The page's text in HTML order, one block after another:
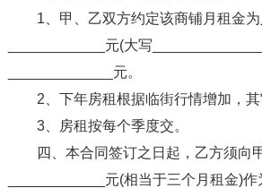
1、甲、乙双方约定该商铺月租金
____________元(大写
_____________元。
2、下年房租根据临街行情增加，其
3、房租按每个季度交。
四、本合同签订之日起，乙方须向
____________元(相当于三个月租金)